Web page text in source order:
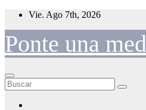
Saltar
contenido
Vie. Ago 7th, 2026
Ponte una